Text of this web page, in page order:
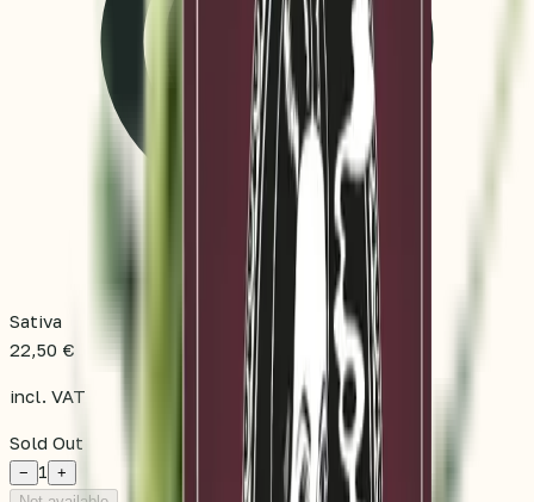
Sativa
22,50 €
incl. VAT
Sold Out
− 1 +